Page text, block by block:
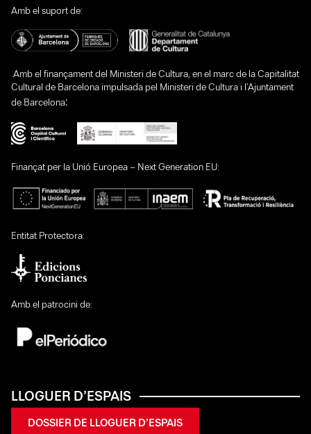
Amb el suport de:
Amb el finançament del Ministeri de Cultura, en el marc de la Capitalitat
Cultural de Barcelona impulsada pel Ministeri de Cultura i l’Ajuntament
de Barcelona:
Finançat per la Unió Europea – Next Generation EU:
Entitat Protectora:
Amb el patrocini de:
LLOGUER D’ESPAIS
DOSSIER DE LLOGUER D’ESPAIS